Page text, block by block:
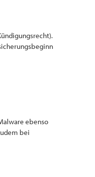
ebenso
bei